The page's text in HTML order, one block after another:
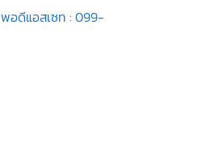
พอดีแอสเซท : 099-